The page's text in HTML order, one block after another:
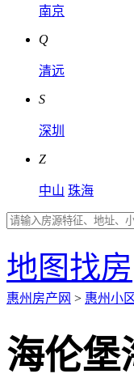
南京
Q
清远
S
深圳
Z
中山 珠海
地图找房
惠州房产网 > 惠州小
海伦堡